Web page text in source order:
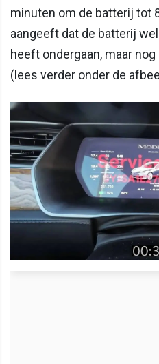
minuten om de batterij tot
aangeeft dat de batterij
heeft ondergaan, maar
(lees verder onder de